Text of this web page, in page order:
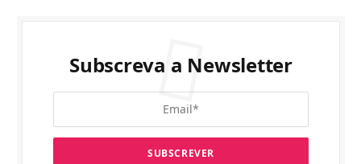
Subscreva a Newsletter